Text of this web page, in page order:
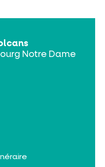
en ligne
groupes
FAIRE
Notre Dame